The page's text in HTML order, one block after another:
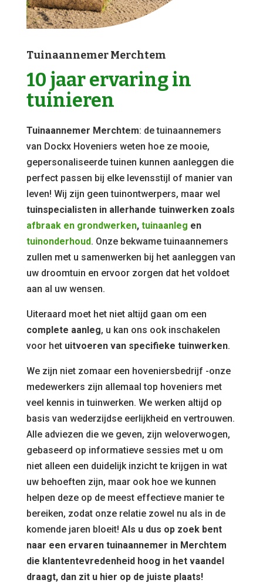
Tuinaannemer Merchtem
10 jaar ervaring in
tuinieren
Tuinaannemer Merchtem: de tuinaannemers
van Dockx Hoveniers weten hoe ze mooie,
gepersonaliseerde tuinen kunnen aanleggen die
perfect passen bij elke levensstijl of manier van
leven! Wij zijn geen tuinontwerpers, maar wel
tuinspecialisten in allerhande tuinwerken zoals
afbraak en grondwerken, tuinaanleg en
tuinonderhoud. Onze bekwame tuinaannemers
zullen met u samenwerken bij het aanleggen van
uw droomtuin en ervoor zorgen dat het voldoet
aan al uw wensen.
Uiteraard moet het niet altijd gaan om een
complete aanleg, u kan ons ook inschakelen
voor het uitvoeren van specifieke tuinwerken.
We zijn niet zomaar een hoveniersbedrijf -onze
medewerkers zijn allemaal top hoveniers met
veel kennis in tuinwerken. We werken altijd op
basis van wederzijdse eerlijkheid en vertrouwen.
Alle adviezen die we geven, zijn weloverwogen,
gebaseerd op informatieve sessies met u om
niet alleen een duidelijk inzicht te krijgen in wat
uw behoeften zijn, maar ook hoe we kunnen
helpen deze op de meest effectieve manier te
bereiken, zodat onze relatie zowel nu als in de
komende jaren bloeit! Als u dus op zoek bent
naar een ervaren tuinaannemer in Merchtem
die klantentevredenheid hoog in het vaandel
draagt, dan zit u hier op de juiste plaats!